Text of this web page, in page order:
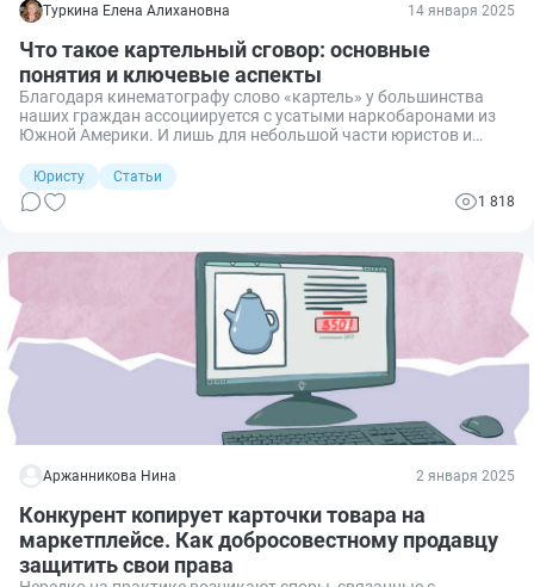
Туркина Елена Алихановна 14 января 2025
Что такое картельный сговор: основные
понятия и ключевые аспекты
Благодаря кинематографу слово «картель» у большинства
наших граждан ассоциируется с усатыми наркобаронами из
Южной Америки. И лишь для небольшой части юристов и
частью повседневной рутинной работы. Рассмотрим, что
такое картельный сговор в российском бизнесе и как его
распознать.
Юристу
Статьи
1 818
Аржанникова Нина 2 января 2025
Конкурент копирует карточки товара на
маркетплейсе. Как добросовестному продавцу
защитить свои права